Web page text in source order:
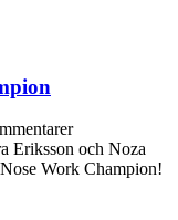
Eriksson och Noza
Work Champion!